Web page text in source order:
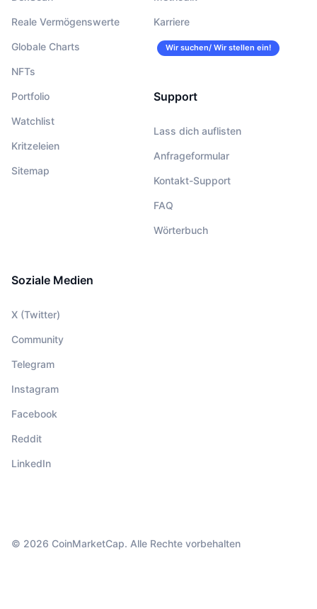
Reale Vermögenswerte
Globale Charts
NFTs
Portfolio
Watchlist
Kritzeleien
Sitemap
Karriere
Wir suchen/ Wir stellen ein!
Support
Lass dich auflisten
Anfrageformular
Kontakt-Support
FAQ
Wörterbuch
Soziale Medien
X (Twitter)
Community
Telegram
Instagram
Facebook
Reddit
LinkedIn
© 2026 CoinMarketCap. Alle Rechte vorbehalten